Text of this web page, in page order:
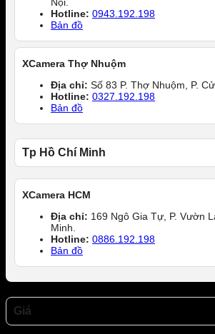
Hotline: 0943.192.198
Bản đồ
XCamera Thợ Nhuộm
Địa chỉ: Số 83 P. Thợ Nhuộm, P.
Hotline: 0327.192.198
Bản đồ
Tp Hồ Chí Minh
XCamera HCM
Địa chỉ: 169 Ngô Gia Tự, P. Vườn
Minh.
Hotline: 0886.192.198
Bản đồ
Giá